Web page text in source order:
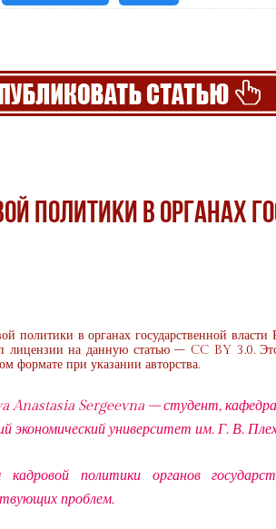
политики в органах
политики в органах государственной
лицензии на данную статью – CC BY 3.0.
формате при указании авторства.
Anastasia Sergeevna – студент, кафедра
экономический университет им. Г. В.
политики органов
проблем.